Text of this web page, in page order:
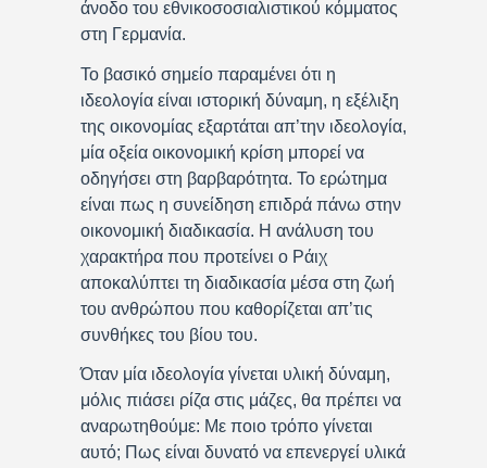
άνοδο του εθνικοσοσιαλιστικού κόμματος
στη Γερμανία.
Το βασικό σημείο παραμένει ότι η
ιδεολογία είναι ιστορική δύναμη, η εξέλιξη
της οικονομίας εξαρτάται απ’την ιδεολογία,
μία οξεία οικονομική κρίση μπορεί να
οδηγήσει στη βαρβαρότητα. Το ερώτημα
είναι πως η συνείδηση επιδρά πάνω στην
οικονομική διαδικασία. Η ανάλυση του
χαρακτήρα που προτείνει ο Ράιχ
αποκαλύπτει τη διαδικασία μέσα στη ζωή
του ανθρώπου που καθορίζεται απ’τις
συνθήκες του βίου του.
Όταν μία ιδεολογία γίνεται υλική δύναμη,
μόλις πιάσει ρίζα στις μάζες, θα πρέπει να
αναρωτηθούμε: Με ποιο τρόπο γίνεται
αυτό; Πως είναι δυνατό να επενεργεί υλικά